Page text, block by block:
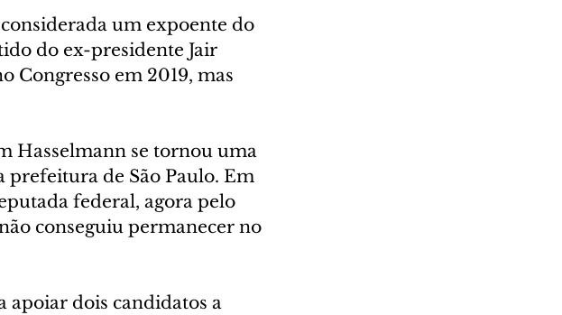
um expoente do
do ex-presidente Jair
Congresso em 2019, mas
Hasselmann se tornou uma
prefeitura de São Paulo. Em
federal, agora pelo
conseguiu permanecer no
apoiar dois candidatos a